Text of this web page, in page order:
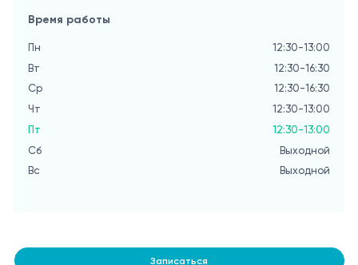
Время работы
Пн
12:30-13:00
Вт
12:30-16:30
Ср
12:30-16:30
Чт
12:30-13:00
Пт
12:30-13:00
Сб
Выходной
Вс
Выходной
Записаться